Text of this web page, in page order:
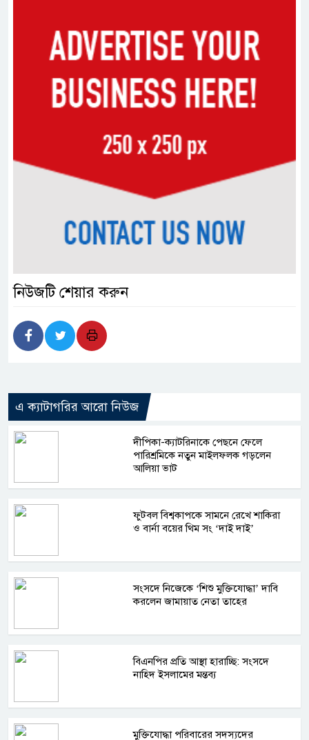
নিউজটি শেয়ার করুন
এ ক্যাটাগরির আরো নিউজ
দীপিকা-ক্যাটরিনাকে পেছনে ফেলে
পারিশ্রমিকে নতুন মাইলফলক গড়লেন
আলিয়া ভাট
ফুটবল বিশ্বকাপকে সামনে রেখে শাকিরা
ও বার্না বয়ের থিম সং ‘দাই দাই’
সংসদে নিজেকে ‘শিশু মুক্তিযোদ্ধা’ দাবি
করলেন জামায়াত নেতা তাহের
বিএনপির প্রতি আস্থা হারাচ্ছি: সংসদে
নাহিদ ইসলামের মন্তব্য
মুক্তিযোদ্ধা পরিবারের সদস্যদের